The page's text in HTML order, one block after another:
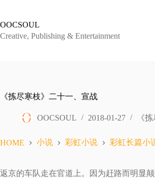
内
容
OOCSOUL
Creative, Publishing & Entertainment
《拣尽寒枝》二十一、宣战
OOCSOUL 2018-01-27 《
HOME 小说 彩虹小说 彩虹长篇小
返京的车队走在官道上。因为赶路而明显